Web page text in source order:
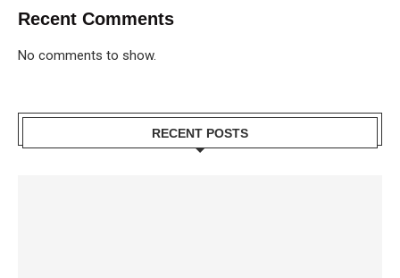
Recent Comments
No comments to show.
RECENT POSTS